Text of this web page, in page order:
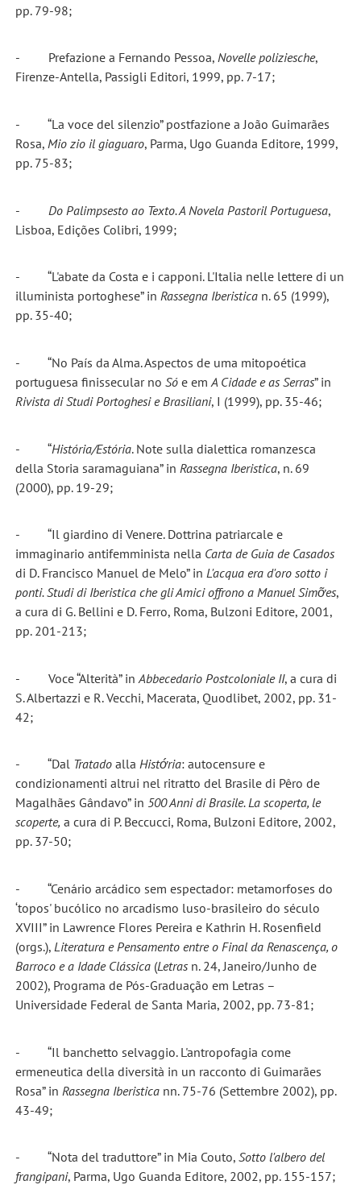
pp. 79-98;
- Prefazione a Fernando Pessoa, Novelle poliziesche,
Firenze-Antella, Passigli Editori, 1999, pp. 7-17;
- “La voce del silenzio” postfazione a João Guimarães
Rosa, Mio zio il giaguaro, Parma, Ugo Guanda Editore, 1999,
pp. 75-83;
- Do Palimpsesto ao Texto. A Novela Pastoril Portuguesa,
Lisboa, Edições Colibri, 1999;
- “L'abate da Costa e i capponi. L'Italia nelle lettere di un
illuminista portoghese” in Rassegna Iberistican. 65 (1999),
pp. 35-40;
- “No País da Alma. Aspectos de uma mitopoética
portuguesa finissecular no Sóe em A Cidade e as Serras” in
Rivista di Studi Portoghesi e Brasiliani, I (1999), pp. 35-46;
- “História/Estória. Note sulla dialettica romanzesca
della Storia saramaguiana” in Rassegna Iberistica, n. 69
(2000), pp. 19-29;
- “Il giardino di Venere. Dottrina patriarcale e
immaginario antifemminista nella Carta de Guia de Casados
di D. Francisco Manuel de Melo” in L'acqua era d'oro sotto i
ponti. Studi di Iberistica che gli Amici offrono a Manuel Simỡes,
a cura di G. Bellini e D. Ferro, Roma, Bulzoni Editore, 2001,
pp. 201-213;
- Voce “Alterità” in Abbecedario Postcoloniale II, a cura di
S. Albertazzi e R. Vecchi, Macerata, Quodlibet, 2002, pp. 31-
42;
- “Dal Tratadoalla Histớria: autocensure e
condizionamenti altrui nel ritratto del Brasile di Pêro de
Magalhães Gândavo” in 500 Anni di Brasile. La scoperta, le
scoperte, a cura di P. Beccucci, Roma, Bulzoni Editore, 2002,
pp. 37-50;
- “Cenário arcádico sem espectador: metamorfoses do
‘topos' bucólico no arcadismo luso-brasileiro do século
XVIII” in Lawrence Flores Pereira e Kathrin H. Rosenfield
(orgs.), Literatura e Pensamento entre o Final da Renascença, o
Barroco e a Idade Clássica(Letrasn. 24, Janeiro/Junho de
2002), Programa de Pós-Graduação em Letras –
Universidade Federal de Santa Maria, 2002, pp. 73-81;
- “Il banchetto selvaggio. L'antropofagia come
ermeneutica della diversità in un racconto di Guimarães
Rosa” in Rassegna Iberisticann. 75-76 (Settembre 2002), pp.
43-49;
- “Nota del traduttore” in Mia Couto, Sotto l'albero del
frangipani, Parma, Ugo Guanda Editore, 2002, pp. 155-157;